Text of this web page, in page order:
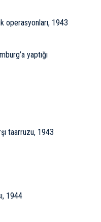
operasyonları, 1943
yaptığı
taarruzu, 1943
1944